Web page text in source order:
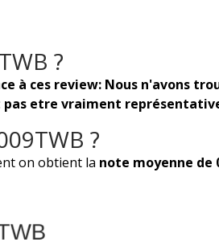
?
à ces review: Nous n'avons
etre vraiment
?
on obtient la note moyenne de